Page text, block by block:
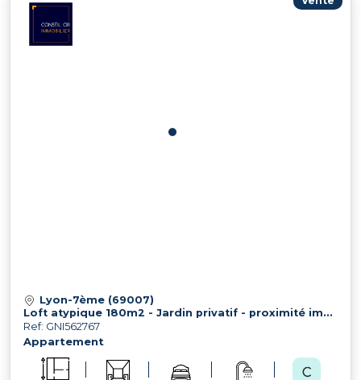
Lyon-7ème (69007)
Loft atypique 180m2 - Jardin privatif - proximité immédiate métro B Lyon Gerland
Ref: GNI562767
Appartement